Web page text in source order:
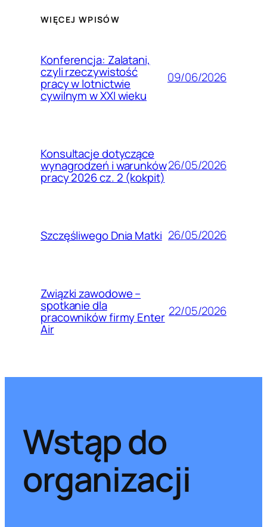
WIĘCEJ WPISÓW
Konferencja: Zalatani,
czyli rzeczywistość
pracy w lotnictwie
cywilnym w XXI wieku
09/06/2026
Konsultacje dotyczące
wynagrodzeń i warunków
pracy 2026 cz. 2 (kokpit)
26/05/2026
Szczęśliwego Dnia Matki 26/05/2026
Związki zawodowe –
spotkanie dla
pracowników firmy Enter
Air
22/05/2026
Wstąp do
organizacji